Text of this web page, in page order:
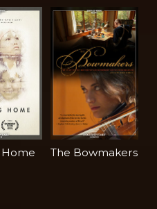
Home The Bowmakers